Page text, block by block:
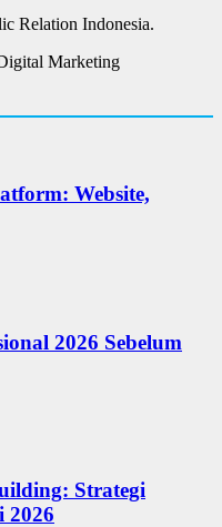
Relation Indonesia.
Marketing
Website,
2026 Sebelum
Strategi
2026